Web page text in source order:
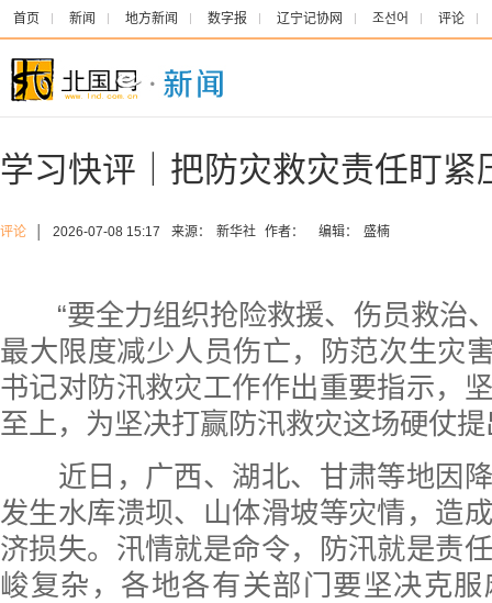
首页 新闻 地方新闻 数字报 辽宁记协网 조선어 评论
学习快评｜把防灾救灾责任盯紧
评论 2026-07-08 15:17 来源： 新华社 作者： 编辑： 盛楠
“要全力组织抢险救援、伤员救治
最大限度减少人员伤亡，防范次生灾
书记对防汛救灾工作作出重要指示，
至上，为坚决打赢防汛救灾这场硬仗
近日，广西、湖北、甘肃等地因降
发生水库溃坝、山体滑坡等灾情，造
济损失。汛情就是命令，防汛就是责
峻复杂，各地各有关部门要坚决克